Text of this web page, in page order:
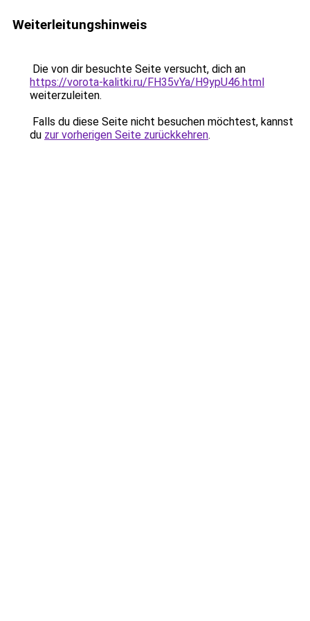
Weiterleitungshinweis
Die von dir besuchte Seite versucht, dich an
https://vorota-kalitki.ru/FH35vYa/H9ypU46.html
weiterzuleiten.
Falls du diese Seite nicht besuchen möchtest, kannst
du zur vorherigen Seite zurückkehren.